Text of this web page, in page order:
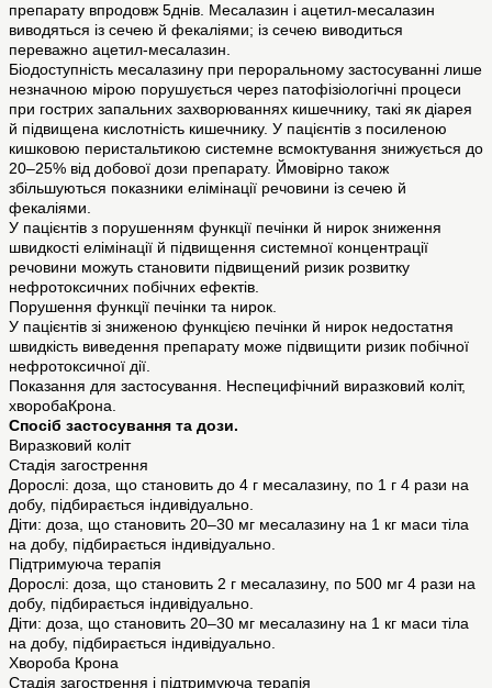
препарату впродовж 5днів. Месалазин і ацетил-месалазин
виводяться із сечею й фекаліями; із сечею виводиться
переважно ацетил-месалазин.
Біодоступність месалазину при пероральному застосуванні лише
незначною мірою порушується через патофізіологічні процеси
при гострих запальних захворюваннях кишечнику, такі як діарея
й підвищена кислотність кишечнику. У пацієнтів з посиленою
кишковою перистальтикою системне всмоктування знижується до
20–25% від добової дози препарату. Ймовірно також
збільшуються показники елімінації речовини із сечею й
фекаліями.
У пацієнтів з порушенням функції печінки й нирок зниження
швидкості елімінації й підвищення системної концентрації
речовини можуть становити підвищений ризик розвитку
нефротоксичних побічних ефектів.
Порушення функції печінки та нирок.
У пацієнтів зі зниженою функцією печінки й нирок недостатня
швидкість виведення препарату може підвищити ризик побічної
нефротоксичної дії.
Показання для застосування. Неспецифічний виразковий коліт,
хворобаКрона.
Спосіб застосування та дози.
Виразковий коліт
Стадія загострення
Дорослі: доза, що становить до 4 г месалазину, по 1 г 4 рази на
добу, підбирається індивідуально.
Діти: доза, що становить 20–30 мг месалазину на 1 кг маси тіла
на добу, підбирається індивідуально.
Підтримуюча терапія
Дорослі: доза, що становить 2 г месалазину, по 500 мг 4 рази на
добу, підбирається індивідуально.
Діти: доза, що становить 20–30 мг месалазину на 1 кг маси тіла
на добу, підбирається індивідуально.
Хвороба Крона
Стадія загострення і підтримуюча терапія